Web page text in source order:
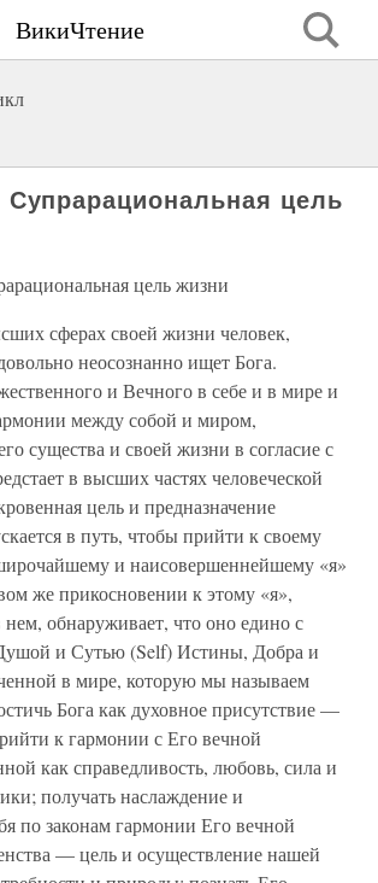
ВикиЧтение
Супрарациональная цель
цель жизни
сферах своей жизни человек,
неосознанно ищет Бога.
и Вечного в себе и в мире и
между собой и миром,
существа и своей жизни в согласие с
в высших частях человеческой
цель и предназначение
в путь, чтобы прийти к своему
и наисовершеннейшему «я»
же прикосновении к этому «я»,
обнаруживает, что оно едино с
и Сутью (Self) Истины, Добра и
в мире, которую мы называем
Бога как духовное присутствие —
к гармонии с Его вечной
как справедливость, любовь, сила и
получать наслаждение и
по законам гармонии Его вечной
— цель и осуществление нашей